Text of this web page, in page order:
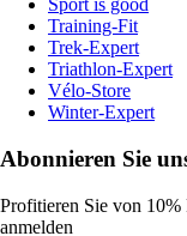
Sport is good
Training-Fit
Trek-Expert
Triathlon-Expert
Vélo-Store
Winter-Expert
Abonnieren Sie
Profitieren Sie von 10%
anmelden